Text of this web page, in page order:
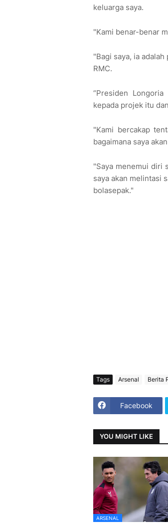
keluarga saya.
"Kami benar-benar
"Bagi saya, ia
RMC.
“Presiden
kepada projek itu
"Kami bercakap
bagaimana saya
"Saya menemui diri
saya akan melintasi
bolasepak."
Tags Arsenal Berita
Facebook
YOU MIGHT LIKE
ARSENAL